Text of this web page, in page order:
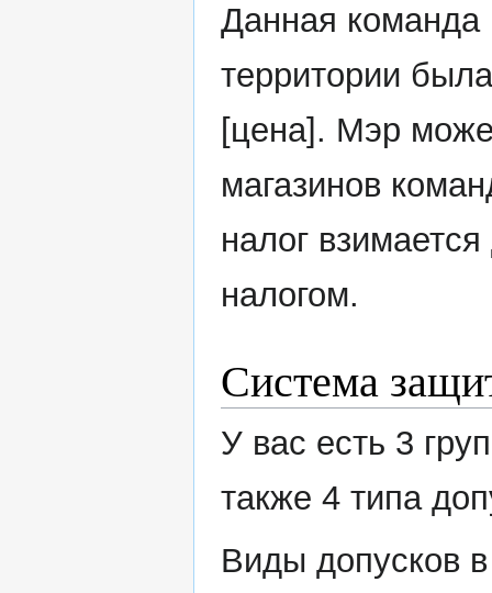
Данная команда
территории
[цена]. Мэр
магазинов
налог
налогом.
Система
У вас есть 3
также 4 типа
Виды допусков